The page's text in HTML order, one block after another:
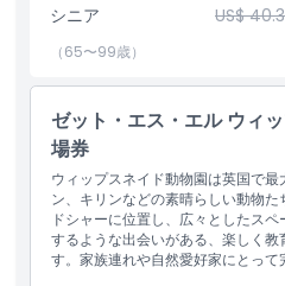
す。動物園は一年中営業しており
やアクティビティが行われます。
ない体験のためにオンラインでチ
多くの見どころがあるため、ウィ
齢の自然や動物愛好家にとって必
ハイライト
含まれるもの
シニア US$
（65〜99歳）
ゼット・エス・エル ウィ
場券
ウィップスネイド動物園は英国で
ン、キリンなどの素晴らしい動物
ドシャーに位置し、広々としたス
するような出会いがある、楽しく教
す。家族連れや自然愛好家にとって